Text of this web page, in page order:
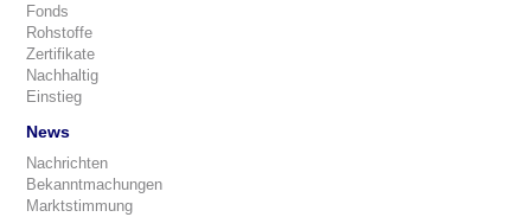
Fonds
Rohstoffe
Zertifikate
Nachhaltig
Einstieg
News
Nachrichten
Bekanntmachungen
Marktstimmung